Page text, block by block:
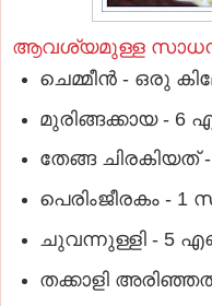
ആവശ്യമുള്ള
ചെമ്മീൻ - ഒരു
മുരിങ്ങക്കായ - 6
തേങ്ങ ചിരകിയത്
പെരിംജീരകം -
ചുവന്നുള്ളി - 5
തക്കാളി